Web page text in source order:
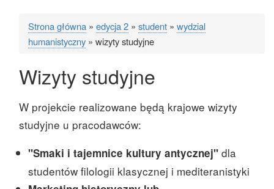
Ścieżka
Strona główna edycja 2 student
wydzial
humanistyczny
wizyty studyjne
Wizyty studyjne
W projekcie realizowane będą krajowe wizyty
studyjne u pracodawców:
"Smaki i tajemnice kultury antycznej" dla
studentów filologii klasycznej i mediteranistyki